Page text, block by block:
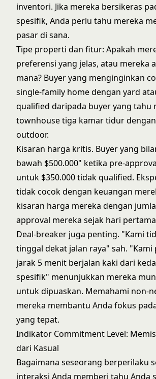
inventori. Jika mereka bersikeras
spesifik, Anda perlu tahu mereka
pasar di sana.
Tipe properti dan fitur: Apakah
preferensi yang jelas, atau mereka
mana? Buyer yang menginginkan
single-family home dengan yard
qualified daripada buyer yang tahu
townhouse tiga kamar tidur
outdoor.
Kisaran harga kritis. Buyer yang
bawah $500.000" ketika pre-
untuk $350.000 tidak qualified.
tidak cocok dengan keuangan
kisaran harga mereka dengan
approval mereka sejak hari
Deal-breaker juga penting. "Kami
tinggal dekat jalan raya" sah. "Kami
jarak 5 menit berjalan kaki dari
spesifik" menunjukkan mereka
untuk dipuaskan. Memahami non-
mereka membantu Anda fokus
yang tepat.
Indikator Commitment Level:
dari Kasual
Bagaimana seseorang berperilaku
interaksi Anda memberi tahu Anda